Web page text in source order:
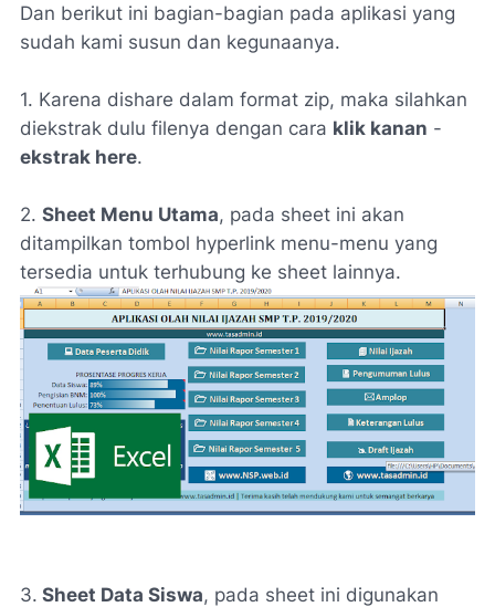
Dan berikut ini bagian-bagian pada aplikasi yang
sudah kami susun dan kegunaanya.
1. Karena dishare dalam format zip, maka silahkan
diekstrak dulu filenya dengan cara klik kanan -
ekstrak here.
2. Sheet Menu Utama, pada sheet ini akan
ditampilkan tombol hyperlink menu-menu yang
tersedia untuk terhubung ke sheet lainnya.
3. Sheet Data Siswa, pada sheet ini digunakan